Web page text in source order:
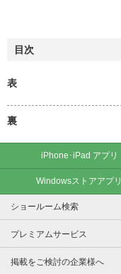
目次
表
裏
iPhone･iPad アプリ
Windowsストアアプリ
ショールーム検索
プレミアムサービス
掲載をご検討の企業様へ